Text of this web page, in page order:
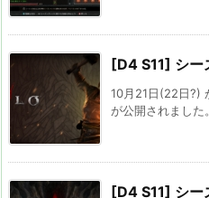
[D4 S11] シー
10月21日(22日?)
が公開されました
[D4 S11] シー